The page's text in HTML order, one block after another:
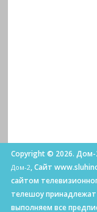
Copyright © 2026. Дом-
Дом-2, Сайт
сайтом
телешоу
выполняем все